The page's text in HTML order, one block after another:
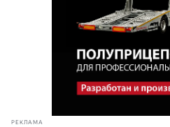
РЕКЛАМА